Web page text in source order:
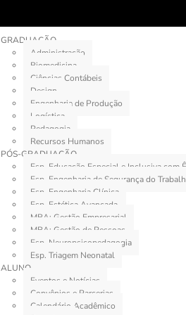
GRADUAÇÃO
Administração
Biomedicina
Ciências Contábeis
Design
Engenharia de Produção
Logística
Pedagogia
Recursos Humanos
PÓS-GRADUAÇÃO
Esp. Educação Especial e Inclusiva com
Esp. Engenharia de Segurança do
Esp. Engenharia Clínica
Esp. Estética Avançada
MBA: Gestão Empresarial
MBA: Gestão de Pessoas
Esp. Neuropsicopedagogia
Esp. Triagem Neonatal
ALUNO
Eventos e Notícias
Convênios e Parcerias
Calendário Acadêmico